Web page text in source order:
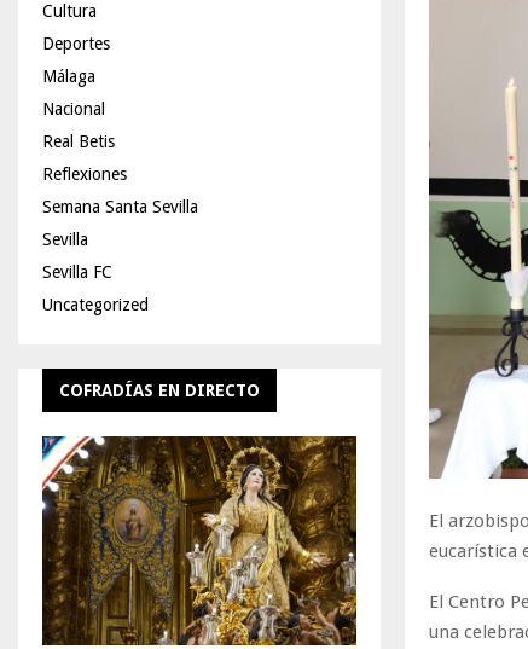
El
eucarística
El Centro
una
Cultura
Deportes
Málaga
Nacional
Real Betis
Reflexiones
Semana Santa Sevilla
Sevilla
Sevilla FC
Uncategorized
COFRADÍAS EN DIRECTO